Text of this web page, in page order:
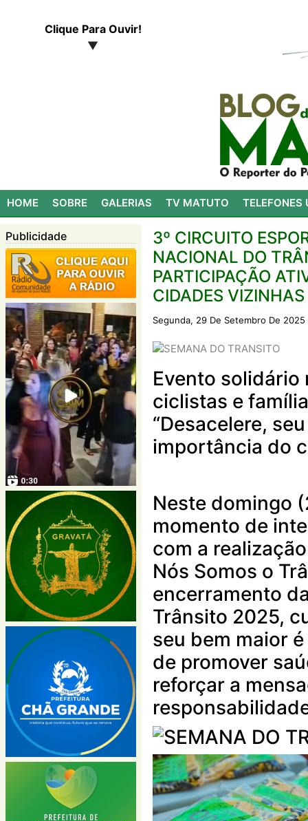
Clique Para Ouvir!
▼
HOME SOBRE GALERIAS TV MATUTO TELEFONES
Publicidade
3º CIRCUITO
NACIONAL DO
PARTICIPAÇÃO
CIDADES VIZINHAS
Segunda, 29 De Setembro De 2025
Evento
ciclistas e
“Desacelere,
importância do
Neste domingo
momento de
com a
Nós Somos o
encerramento
Trânsito 2025,
seu bem maior
de promover
reforçar a